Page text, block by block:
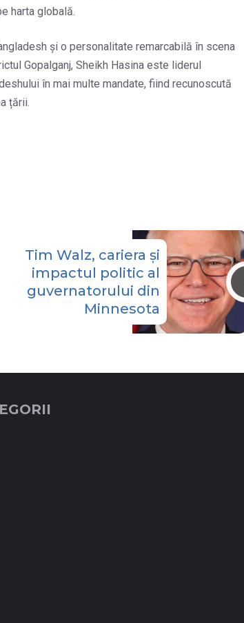
harta globală.
și o personalitate remarcabilă în scena
Gopalganj, Sheikh Hasina este liderul
în mai multe mandate, fiind recunoscută
țării.
Tim Walz, cariera și
impactul politic al
guvernatorului din
Minnesota